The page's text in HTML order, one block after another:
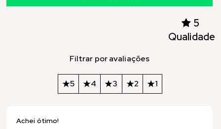
5
Qualidade
Filtrar por avaliações
5 4 3 2 1
Achei ótimo!